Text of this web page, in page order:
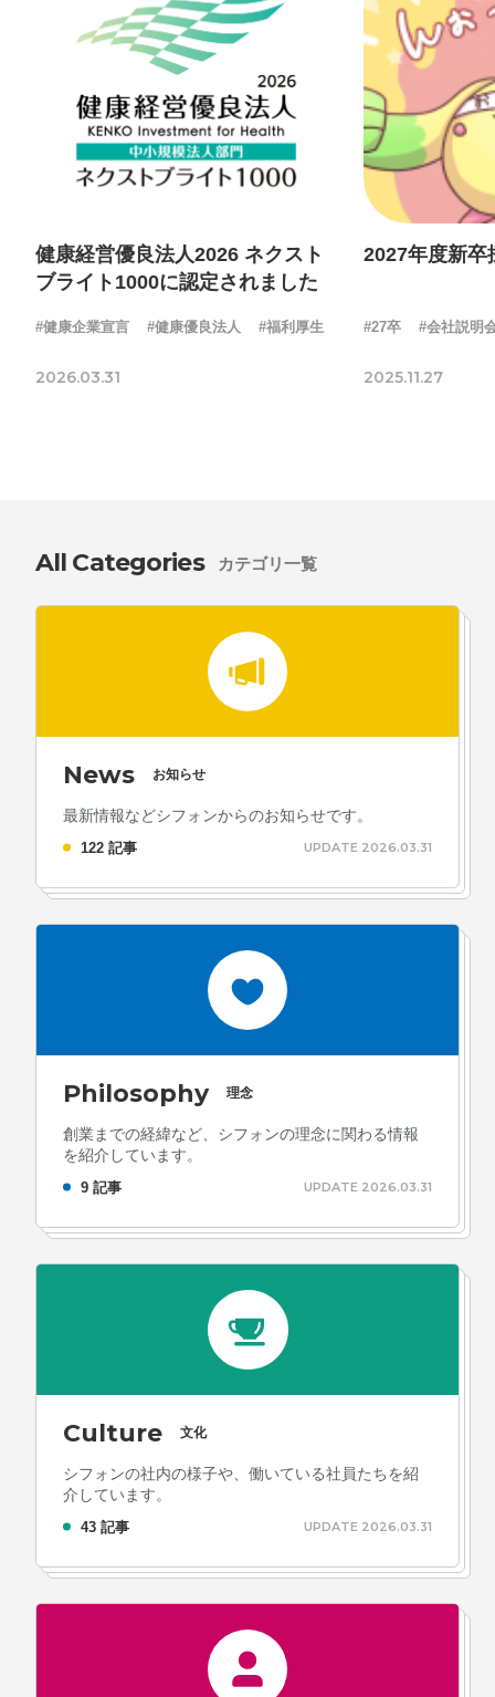
健康経営優良法人2026 ネクスト
ブライト1000に認定されました
#健康企業宣言 #健康優良法人 #福利厚生
2026.03.31
2027年度新卒
#27卒 #会社説明
2025.11.27
All Categories カテゴリ一覧
News お知らせ
最新情報などシフォンからのお知らせです。
122 記事 UPDATE 2026.03.31
Philosophy 理念
創業までの経緯など、シフォンの理念に関わる情報
を紹介しています。
9 記事 UPDATE 2026.03.31
Culture 文化
シフォンの社内の様子や、働いている社員たちを紹
介しています。
43 記事 UPDATE 2026.03.31